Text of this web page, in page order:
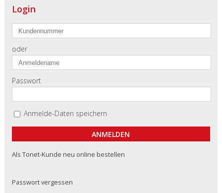
Login
oder
Passwort
Anmelde-Daten speichern
Als Tonet-Kunde neu online bestellen
Passwort vergessen